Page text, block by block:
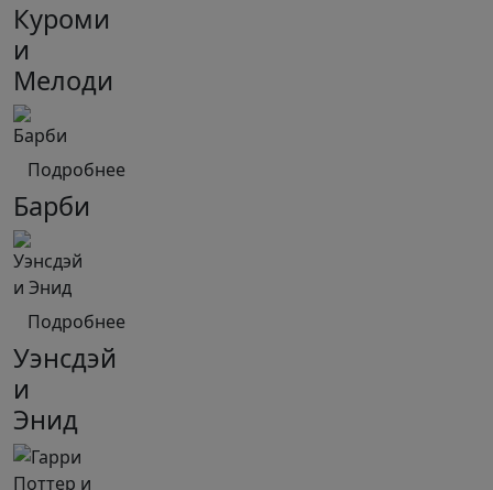
Куроми
и
Мелоди
Подробнее
Барби
Подробнее
Уэнсдэй
и
Энид